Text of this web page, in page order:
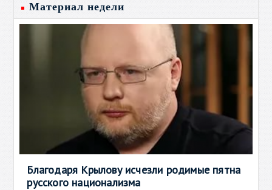
Материал недели
Благодаря Крылову исчезли родимые пятна
русского национализма